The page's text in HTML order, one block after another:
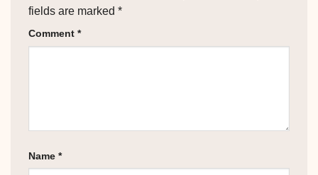
fields are marked *
Comment *
Name *